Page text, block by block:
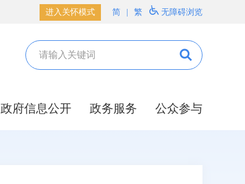
进入关怀模式 简 繁 无障碍浏览
政府信息公开 政务服务 公众参与